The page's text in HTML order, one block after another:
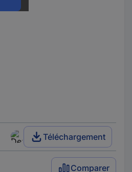
Téléchargement
Comparer